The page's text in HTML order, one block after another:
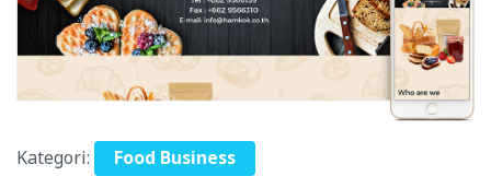
Kategori: Food Business